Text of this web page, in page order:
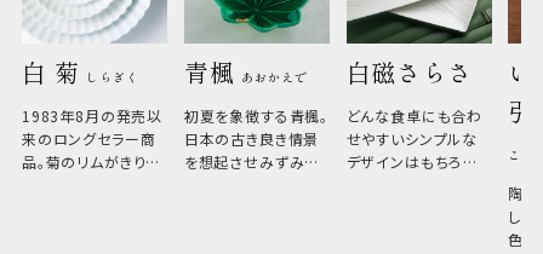
白 菊 しらぎく
1983年8月の発売以
来のロングセラー商
品。菊のリムがきりっ
青楓 あおかえで
初夏を象徴する青楓。
日本の古き良き情景
を想起させみずみず
白磁さらさ
どんな食卓にも合わ
せやすいシンプルな
デザインはもちろん、
い
こひ
陶器
しい
色の